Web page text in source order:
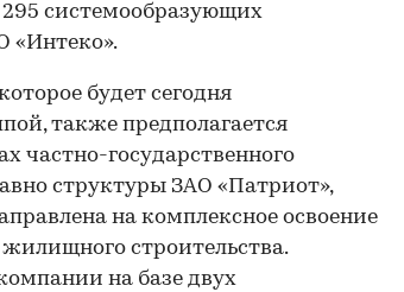
системообразующих
«Интеко».
будет сегодня
также предполагается
частно-государственного
структуры ЗАО «Патриот»,
на комплексное освоение
строительства.
на базе двух